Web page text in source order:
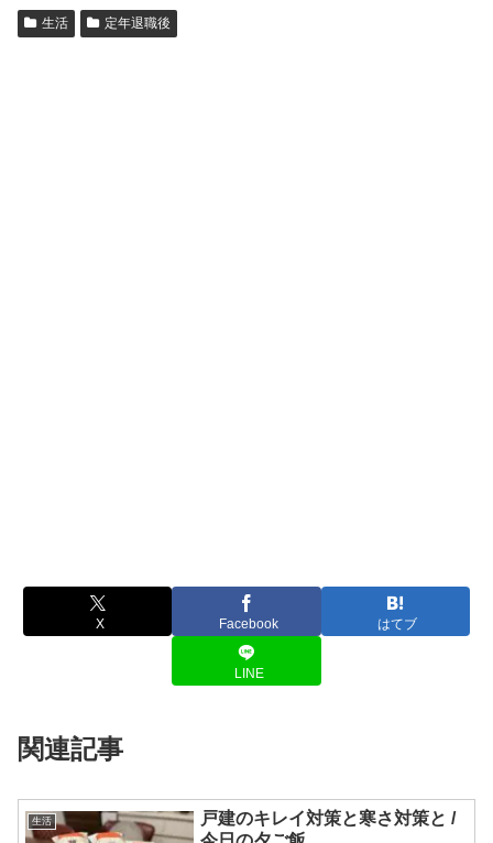
生活 定年退職後
X Facebook はてブ
LINE
関連記事
生活
戸建のキレイ対策と寒さ対策と /